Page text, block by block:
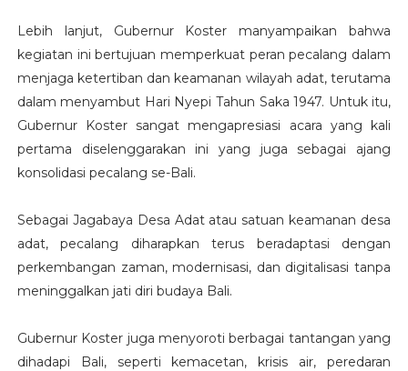
Lebih lanjut, Gubernur Koster manyampaikan bahwa
kegiatan ini bertujuan memperkuat peran pecalang dalam
menjaga ketertiban dan keamanan wilayah adat, terutama
dalam menyambut Hari Nyepi Tahun Saka 1947. Untuk itu,
Gubernur Koster sangat mengapresiasi acara yang kali
pertama diselenggarakan ini yang juga sebagai ajang
konsolidasi pecalang se-Bali.
Sebagai Jagabaya Desa Adat atau satuan keamanan desa
adat, pecalang diharapkan terus beradaptasi dengan
perkembangan zaman, modernisasi, dan digitalisasi tanpa
meninggalkan jati diri budaya Bali.
Gubernur Koster juga menyoroti berbagai tantangan yang
dihadapi Bali, seperti kemacetan, krisis air, peredaran